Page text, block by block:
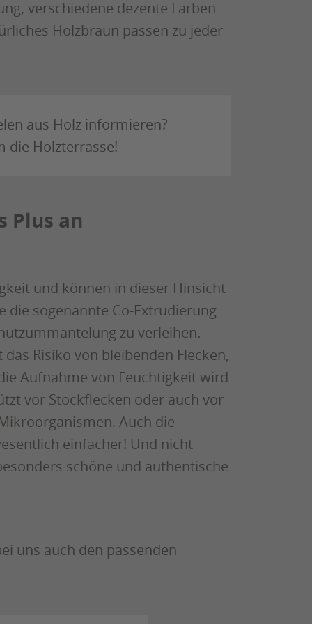
verschiedene dezente Farben
Holzbraun passen zu jeder
aus Holz informieren?
die Holzterrasse!
Plus an
und können in dieser Hinsicht
sogenannte Co-Extrudierung
zu verleihen.
Risiko von bleibenden Flecken,
Aufnahme von Feuchtigkeit wird
vor Stockflecken oder auch vor
Auch die
einfacher! Und nicht
schöne und authentische
uns auch den passenden